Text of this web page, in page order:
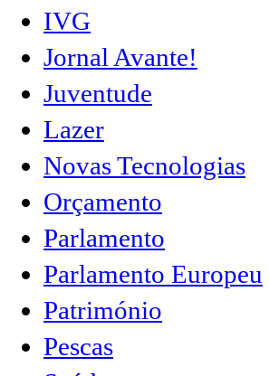
IVG
Jornal Avante!
Juventude
Lazer
Novas Tecnologias
Orçamento
Parlamento
Parlamento Europeu
Património
Pescas